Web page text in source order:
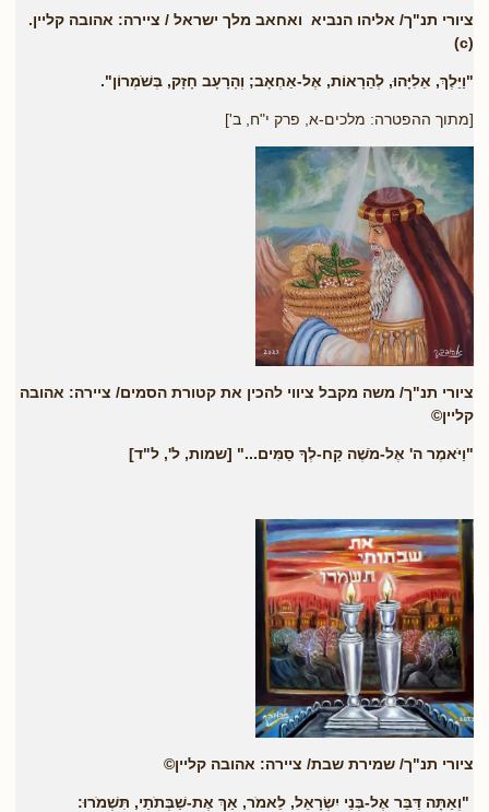
ציורי תנ"ך/ אליהו הנביא ואחאב מלך ישראל / ציירה: אהובה קליין.
(c)
"וַיֵּלֶךְ, אֵלִיָּהוּ, לְהֵרָאוֹת, אֶל-אַחְאָב; וְהָרָעָב חָזָק, בְּשֹׁמְרוֹן".
[מתוך ההפטרה: מלכים-א, פרק י"ח, ב']
ציורי תנ"ך/ משה מקבל ציווי להכין את קטורת הסמים/ ציירה: אהובה
קליין©
"וַיֹּאמֶר ה' אֶל-מֹשֶׁה קַח-לְךָ סַמִּים..." [שמות, ל', ל"ד]
ציורי תנ"ך/ שמירת שבת/ ציירה: אהובה קליין©
"וְאַתָּה דַּבֵּר אֶל-בְּנֵי יִשְׂרָאֵל, לֵאמֹר, אַךְ אֶת-שַׁבְּתֹתַי, תִּשְׁמֹרוּ: